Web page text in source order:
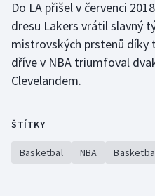
Golf
Gymnastika
Házená
Do LA přišel v červenci
dresu Lakers vrátil slavný
mistrovských prstenů díky
dříve v NBA triumfoval
Clevelandem.
ŠTÍTKY
Basketbal NBA